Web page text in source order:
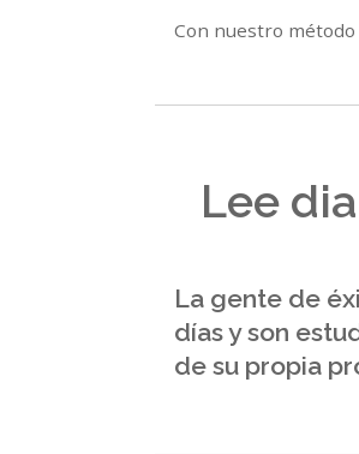
Con nuestro
Lee
La gente de
días y son
de su propia